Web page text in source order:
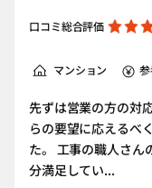
口コミ総合評価
マンション
先ずは営業の方の対
らの要望に応えるべ
た。 工事の職人さん
分満足してい...